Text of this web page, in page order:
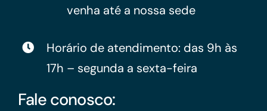
venha até a nossa sede
Horário de atendimento: das 9h às
17h – segunda a sexta-feira
Fale conosco: